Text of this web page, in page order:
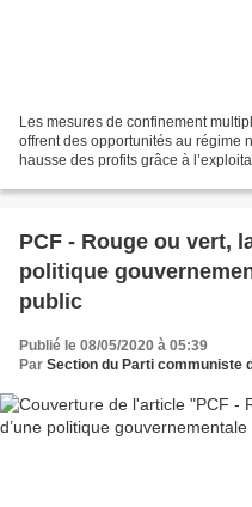
Les mesures de confinement
offrent des opportunités au régime
hausse des profits grâce à
PCF - Rouge ou vert,
politique
public
Publié le 08/05/2020 à 05:39
Par Section du Parti communiste